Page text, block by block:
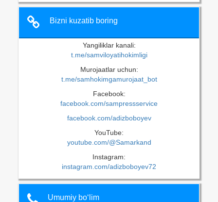
Bizni kuzatib boring
Yangiliklar kanali:
t.me/samviloyatihokimligi
Murojaatlar uchun:
t.me/samhokimgamurojaat_bot
Facebook:
facebook.com/sampressservice
facebook.com/adizboboyev
YouTube:
youtube.com/@Samarkand
Instagram:
instagram.com/adizboboyev72
Umumiy bo‘lim